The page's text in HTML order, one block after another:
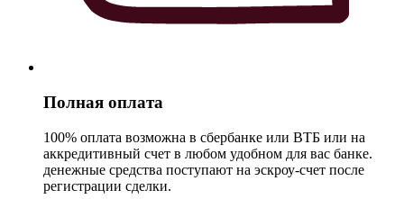
Полная оплата
100% оплата возможна в сбербанке или ВТБ или на
аккредитивный счет в любом удобном для вас банке.
денежные средства поступают на эскроу-счет после
регистрации сделки.